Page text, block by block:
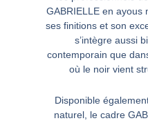
GABRIELLE en ayous
ses finitions et son
s’intègre aussi
contemporain que
où le noir vient
Disponible
naturel, le cadre